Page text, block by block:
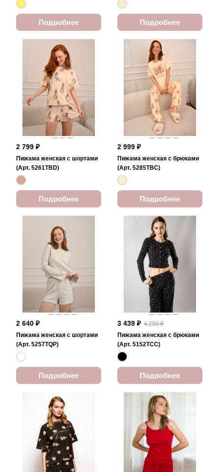
Подробнее Подробнее
2 799 ₽
Пижама женская с шортами
(Арт. 5261TBD)
Подробнее
2 999 ₽
Пижама женская с брюками
(Арт. 5285TBC)
Подробнее
2 640 ₽
Пижама женская с шортами
(Арт. 5257TQP)
Подробнее
3 439 ₽ 4 299 ₽
Пижама женская с брюками
(Арт. 5152TCC)
Подробнее